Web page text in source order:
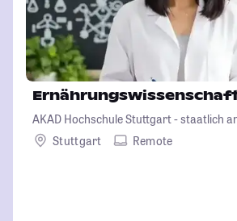
AKAD Hochschule Stuttgart - staatlich
Stuttgart
Remote